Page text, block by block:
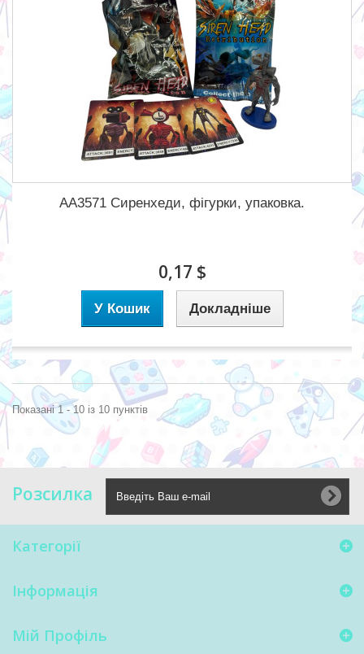
АА3571 Сиренхеди, фігурки, упаковка.
0,17 $
У Кошик Докладніше
Показані 1 - 10 із 10 пунктів
Розсилка
Категорії
Інформація
Мій Профіль